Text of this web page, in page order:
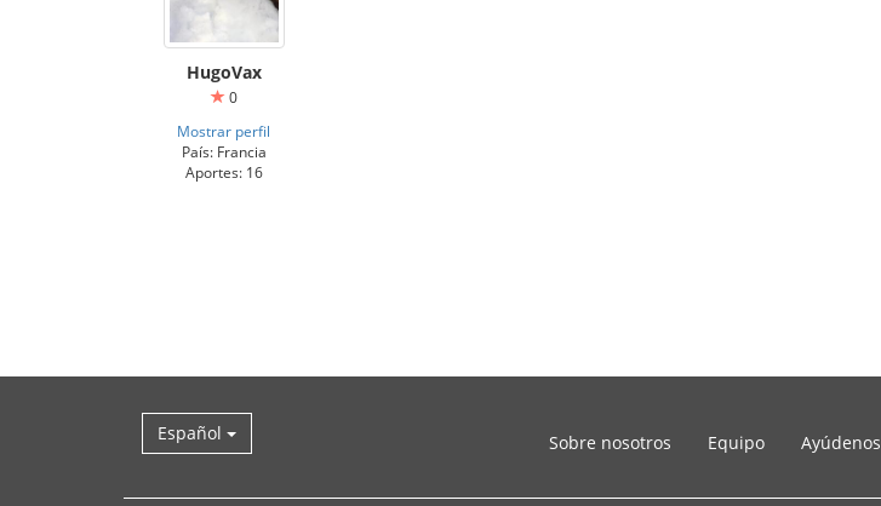
HugoVax
0
Mostrar perfil
País: Francia
Aportes: 16
Español Sobre nosotros Equipo Ayúdenos